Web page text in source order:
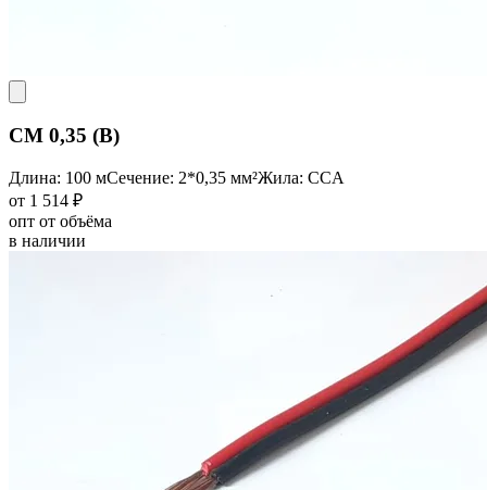
CM 0,35 (B)
Длина: 100 мСечение: 2*0,35 мм²Жила: CCA
от 1 514 ₽
опт от объёма
в наличии